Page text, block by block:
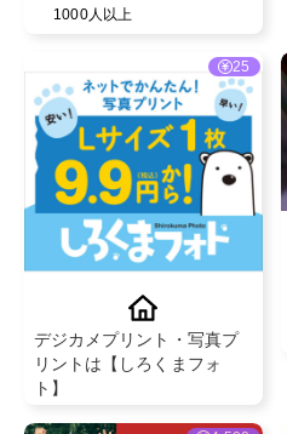
1000人以上
25
デジカメプリント・写真プ
リントは【しろくまフォ
ト】